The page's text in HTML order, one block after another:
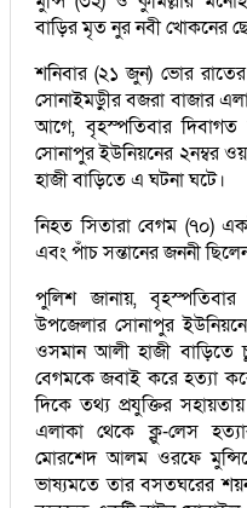
বাড়ির মৃত নুর নবী খোকনের
শনিবার (২১ জুন) ভোর
সোনাইমড়ুীর বজরা বাজার
আগে, বৃহস্পতিবার
সোনাপুর ইউনিয়নের ২নম্বর
হাজী বাড়িতে এ ঘটনা ঘটে।
নিহত সিতারা বেগম (৭০)
এবং পাঁচ সন্তানের জননী
পুলিশ জানায়,
উপজেলার সোনাপুর
ওসমান আলী হাজী বাড়িতে
বেগমকে জবাই করে হত্যা
দিকে তথ্য প্রযুক্তির
এলাকা থেকে ক্লু-লেস
মোরশেদ আলম ওরফে
ভাষ্যমতে তার বসতঘরের